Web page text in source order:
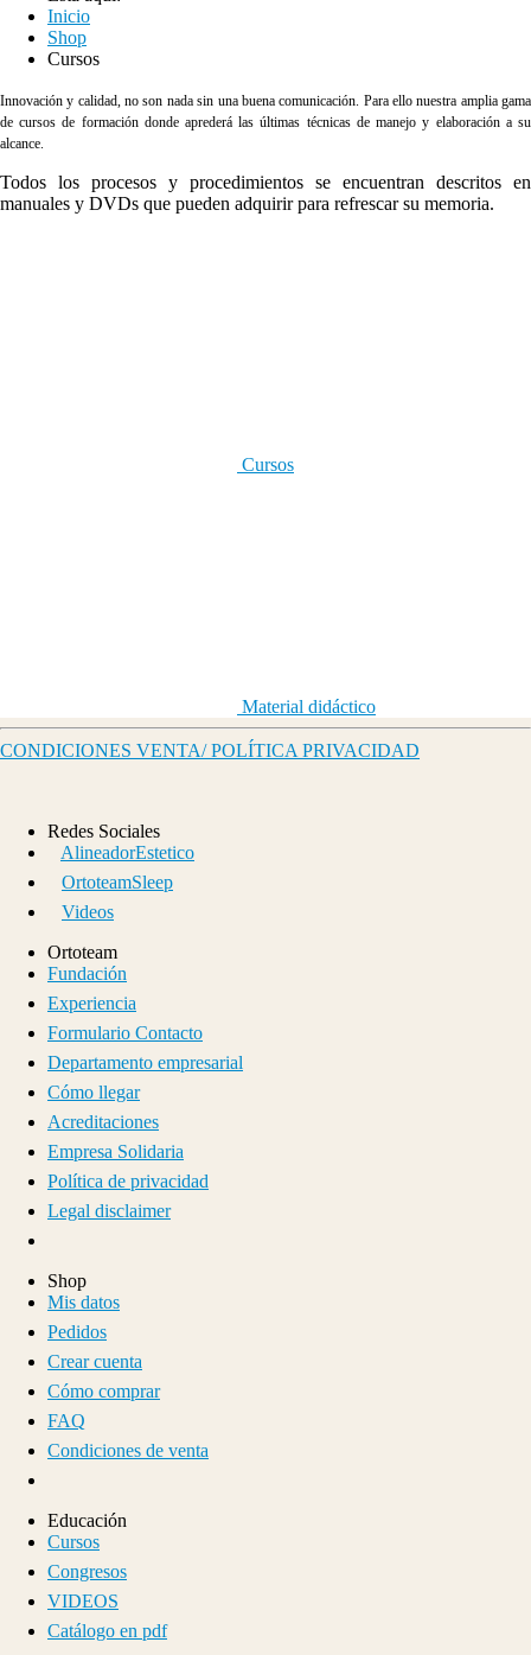
Inicio
Shop
Cursos
Innovación y calidad, no son nada sin una buena comunicación. Para ello nuestra amplia gama
de cursos de formación donde aprederá las últimas técnicas de manejo y elaboración a su
alcance.
Todos los procesos y procedimientos se encuentran descritos en
manuales y DVDs que pueden adquirir para refrescar su memoria.
Cursos
Material didáctico
CONDICIONES VENTA/ POLÍTICA PRIVACIDAD
Redes Sociales
AlineadorEstetico
OrtoteamSleep
Videos
Ortoteam
Fundación
Experiencia
Formulario Contacto
Departamento empresarial
Cómo llegar
Acreditaciones
Empresa Solidaria
Política de privacidad
Legal disclaimer
Shop
Mis datos
Pedidos
Crear cuenta
Cómo comprar
FAQ
Condiciones de venta
Educación
Cursos
Congresos
VIDEOS
Catálogo en pdf